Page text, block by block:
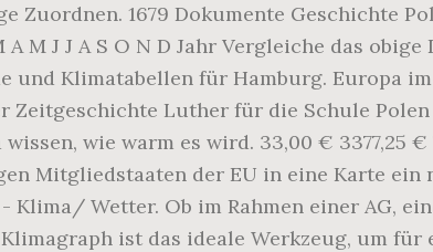
1679 Dokumente Geschichte
M A M J J A S O N D Jahr Vergleiche das
und Klimatabellen für Hamburg. Europa
Zeitgeschichte Luther für die Schule
wie warm es wird. 33,00 € 3377,25
Mitgliedstaaten der EU in eine Karte
Klima/ Wetter. Ob im Rahmen einer AG,
ist das ideale Werkzeug, um